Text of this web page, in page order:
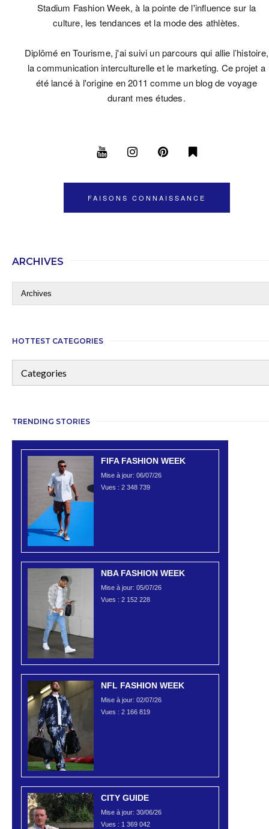
Stadium Fashion Week, à la pointe de l'influence sur la
culture, les tendances et la mode des athlètes.
Diplômé en Tourisme, j'ai suivi un parcours qui allie l’histoire,
la communication interculturelle et le marketing. Ce projet a
été lancé à l'origine en 2011 comme un blog de voyage
durant mes études.
FAISONS CONNAISSANCE
ARCHIVES
HOTTEST CATEGORIES
TRENDING STORIES
FIFA FASHION WEEK
Mise à jour: 06/07/26
Vues : 2 348 739
NBA FASHION WEEK
Mise à jour: 05/07/26
Vues : 2 152 228
NFL FASHION WEEK
Mise à jour: 02/07/26
Vues : 2 166 819
CITY GUIDE
Mise à jour: 30/06/26
Vues : 1 369 042